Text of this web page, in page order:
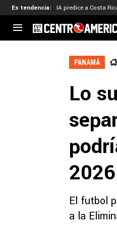
Es tendencia: IA predice a Costa
CENTROAMÉRICA
El Salvador
PANAMÁ
Lo
2026
El futbol
a la